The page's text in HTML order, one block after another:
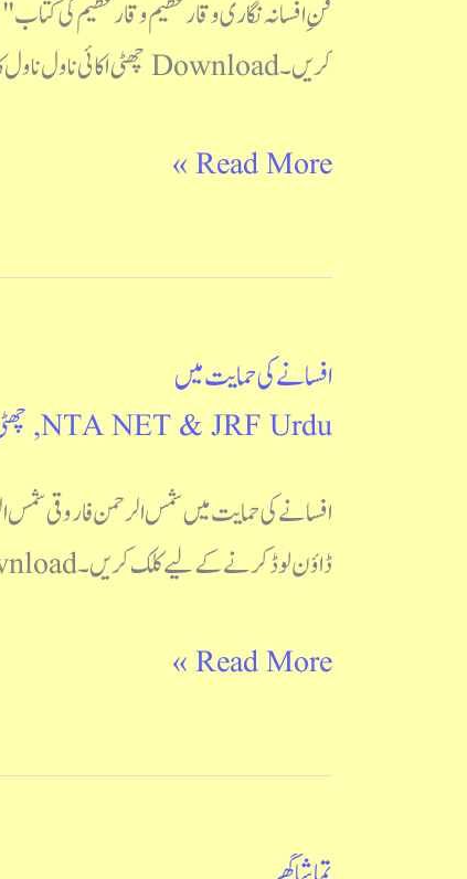
فنِ افسانہ نگاری وقار عظیم وقار عظیم کی
کریں۔ Download چھٹی اکائی ناول ناول کا فن : ای ایم فارسٹر ناول کیا ہے: محمد احسن فاروقی و نورالحسن ہاشمی
Read More »
افسانے کی حمایت میں
NTA NET & JRF Urdu
,
افسانے کی حمایت میں شمس الرحمن فاروقی
ڈاؤن لوڈ کرنے کے لیے کلک کریں۔ Download چھٹی اکائی ناول ناول کا فن : ای ایم فارسٹر ناول کیا ہے: محمد احسن
افسانے
کی
میں
Read More »